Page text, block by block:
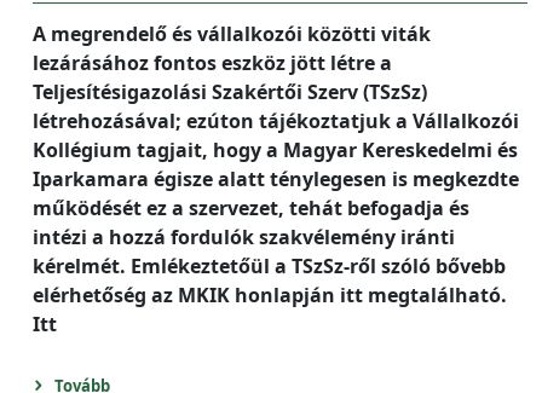
A megrendelő és vállalkozói közötti viták
lezárásához fontos eszköz jött létre a
Teljesítésigazolási Szakértői Szerv (TSzSz)
létrehozásával; ezúton tájékoztatjuk a Vállalkozói
Kollégium tagjait, hogy a Magyar Kereskedelmi és
Iparkamara égisze alatt ténylegesen is megkezdte
működését ez a szervezet, tehát befogadja és
intézi a hozzá fordulók szakvélemény iránti
kérelmét. Emlékeztetőül a TSzSz-ről szóló bővebb
elérhetőség az MKIK honlapján itt megtalálható.
Itt
Tovább